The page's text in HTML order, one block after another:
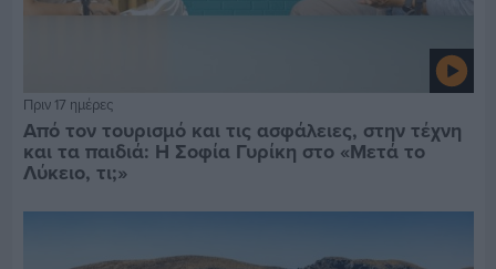
Πριν 17 ημέρες
Από τον τουρισμό και τις ασφάλειες, στην τέχνη
και τα παιδιά: Η Σοφία Γυρίκη στο «Μετά το
Λύκειο, τι;»